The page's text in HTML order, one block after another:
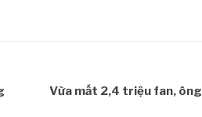
Vừa mất 2,4 triệu fan,